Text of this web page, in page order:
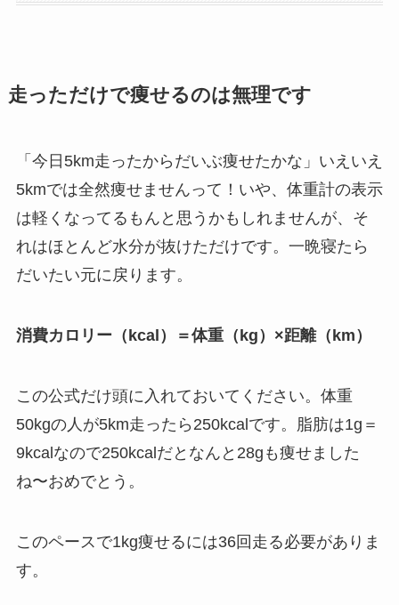
走っただけで痩せるのは無理です
「今日5km走ったからだいぶ痩せたかな」いえいえ
5kmでは全然痩せませんって！いや、体重計の表示
は軽くなってるもんと思うかもしれませんが、そ
れはほとんど水分が抜けただけです。一晩寝たら
だいたい元に戻ります。
消費カロリー（kcal）＝体重（kg）×距離（km）
この公式だけ頭に入れておいてください。体重
50kgの人が5km走ったら250kcalです。脂肪は1g＝
9kcalなので250kcalだとなんと28gも痩せました
ね〜おめでとう。
このペースで1kg痩せるには36回走る必要がありま
す。